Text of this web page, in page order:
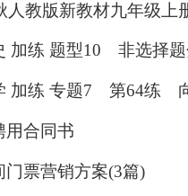
用合同书
门票营销方案(3篇)